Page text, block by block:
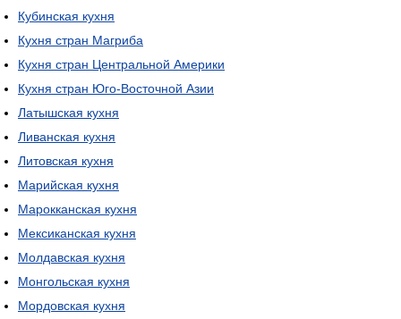
Кубинская кухня
Кухня стран Магриба
Кухня стран Центральной Америки
Кухня стран Юго-Восточной Азии
Латышская кухня
Ливанская кухня
Литовская кухня
Марийская кухня
Марокканская кухня
Мексиканская кухня
Молдавская кухня
Монгольская кухня
Мордовская кухня